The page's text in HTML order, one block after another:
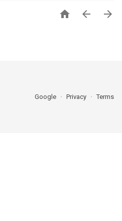
  
Google Privacy Terms